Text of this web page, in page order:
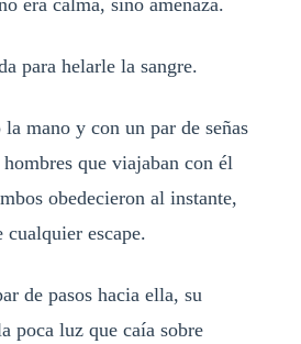
para helarle la sangre.
mano y con un par de señas
que viajaban con él
obedecieron al instante,
cualquier escape.
de pasos hacia ella, su
poca luz que caía sobre